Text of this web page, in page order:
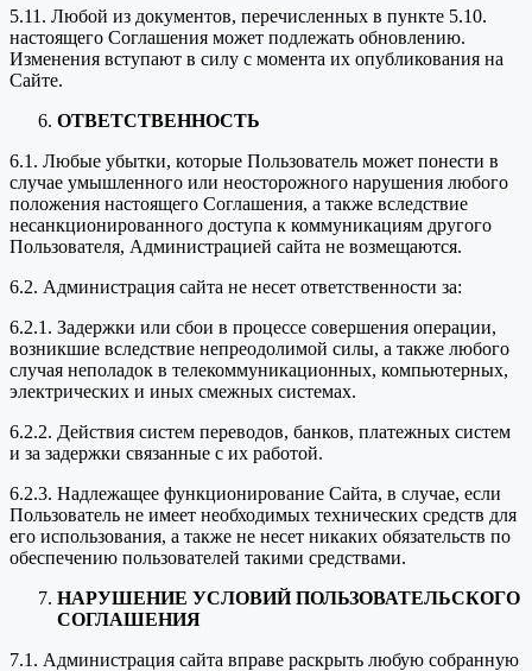
5.11. Любой из документов, перечисленных в пункте 5.10.
настоящего Соглашения может подлежать обновлению.
Изменения вступают в силу с момента их опубликования на
Сайте.
ОТВЕТСТВЕННОСТЬ
6.1. Любые убытки, которые Пользователь может понести в
случае умышленного или неосторожного нарушения любого
положения настоящего Соглашения, а также вследствие
несанкционированного доступа к коммуникациям другого
Пользователя, Администрацией сайта не возмещаются.
6.2. Администрация сайта не несет ответственности за:
6.2.1. Задержки или сбои в процессе совершения операции,
возникшие вследствие непреодолимой силы, а также любого
случая неполадок в телекоммуникационных, компьютерных,
электрических и иных смежных системах.
6.2.2. Действия систем переводов, банков, платежных систем
и за задержки связанные с их работой.
6.2.3. Надлежащее функционирование Сайта, в случае, если
Пользователь не имеет необходимых технических средств для
его использования, а также не несет никаких обязательств по
обеспечению пользователей такими средствами.
НАРУШЕНИЕ УСЛОВИЙ ПОЛЬЗОВАТЕЛЬСКОГО
СОГЛАШЕНИЯ
7.1. Администрация сайта вправе раскрыть любую собранную